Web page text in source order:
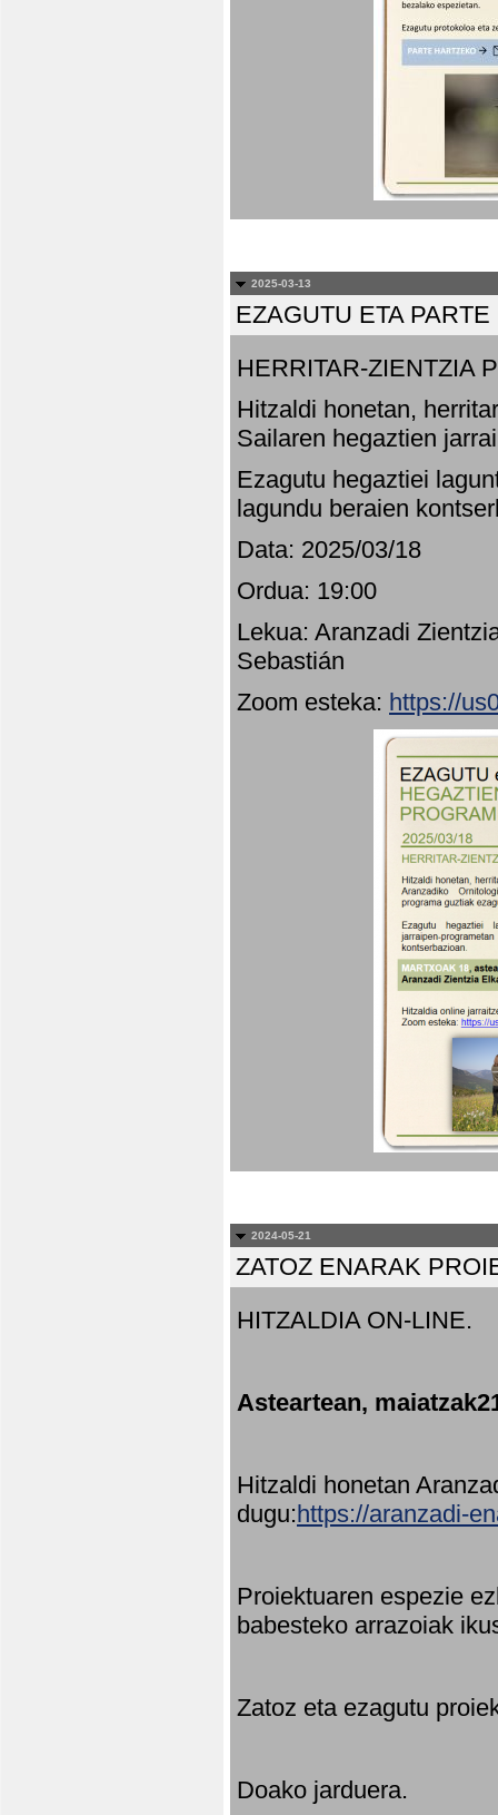
2025-03-13
EZAGUTU ETA
HERRITAR-ZIENTZIA
Hitzaldi honetan,
Sailaren hegaztien
Ezagutu hegaztiei
lagundu beraien
Data: 2025/03/18
Ordua: 19:00
Lekua: Aranzadi
Sebastián
Zoom esteka: https://
2024-05-21
ZATOZ ENARAK
HITZALDIA ON-LINE.
Asteartean,
Hitzaldi honetan
dugu:https://aranzadi-
Proiektuaren espezie
babesteko arrazoiak
Zatoz eta ezagutu
Doako jarduera.